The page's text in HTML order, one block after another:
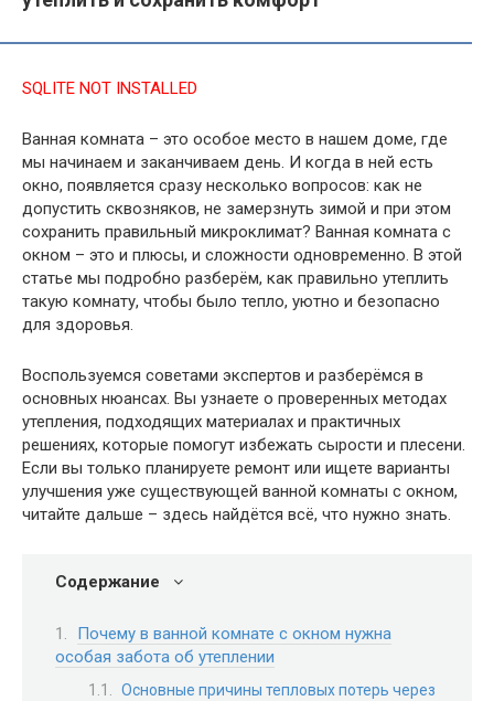
SQLITE NOT INSTALLED
Ванная комната – это особое место в нашем доме, где
мы начинаем и заканчиваем день. И когда в ней есть
окно, появляется сразу несколько вопросов: как не
допустить сквозняков, не замерзнуть зимой и при этом
сохранить правильный микроклимат? Ванная комната с
окном – это и плюсы, и сложности одновременно. В этой
статье мы подробно разберём, как правильно утеплить
такую комнату, чтобы было тепло, уютно и безопасно
для здоровья.
Воспользуемся советами экспертов и разберёмся в
основных нюансах. Вы узнаете о проверенных методах
утепления, подходящих материалах и практичных
решениях, которые помогут избежать сырости и плесени.
Если вы только планируете ремонт или ищете варианты
улучшения уже существующей ванной комнаты с окном,
читайте дальше – здесь найдётся всё, что нужно знать.
Содержание
Почему в ванной комнате с окном нужна
особая забота об утеплении
Основные причины тепловых потерь через